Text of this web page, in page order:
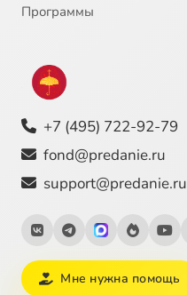
Программы
+7 (495) 722-92-79
fond@predanie.ru
support@predanie.ru
Мне нужна помощь